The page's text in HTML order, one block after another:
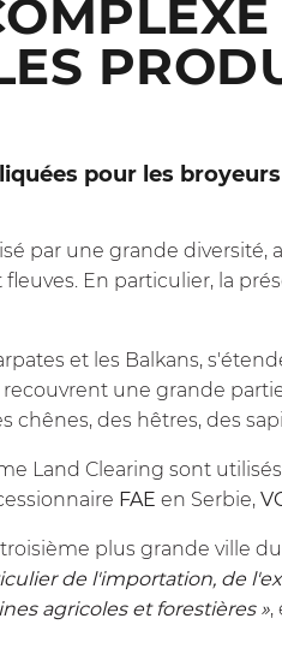
pour les
par une grande diversité,
En particulier, la
et les Balkans,
recouvrent une grande
chênes, des hêtres, des
Land Clearing sont
FAE en Serbie,
plus grande ville du
de l'importation, de
agricoles et forestières »,